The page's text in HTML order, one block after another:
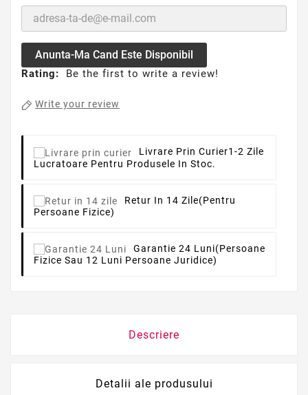
Anunta-Ma Cand Este Disponibil
Rating: Be the first to write a review!
Write your review
Livrare Prin Curier1-2 Zile
Lucratoare Pentru Produsele In Stoc.
Retur In 14 Zile(pentru
Persoane Fizice)
Garantie 24 Luni(persoane
Fizice Sau 12 Luni Persoane Juridice)
Descriere
Detalii ale produsului